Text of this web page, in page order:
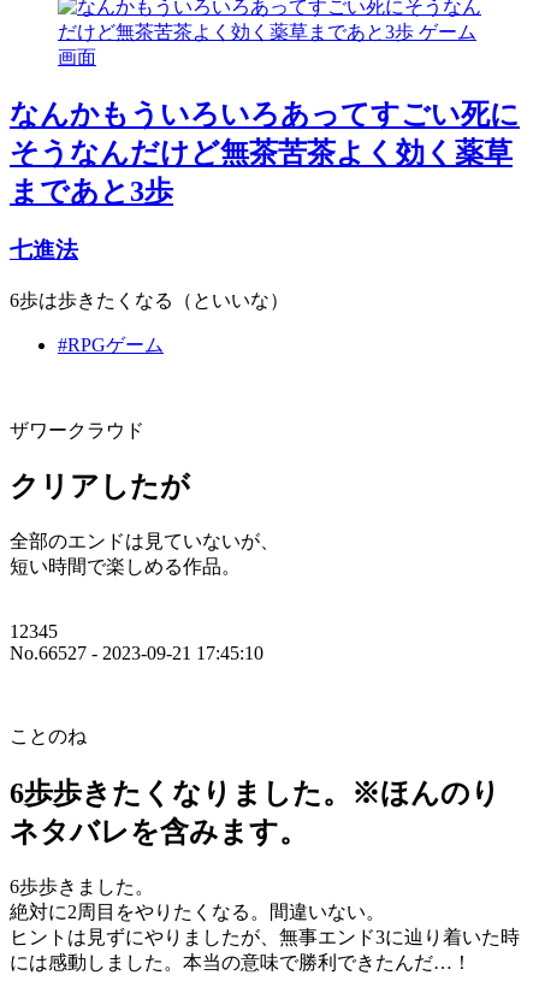
なんかもういろいろあってすごい死に
そうなんだけど無茶苦茶よく効く薬草
まであと3歩
七進法
6歩は歩きたくなる（といいな）
#RPGゲーム
ザワークラウド
クリアしたが
全部のエンドは見ていないが、
短い時間で楽しめる作品。
12345
No.66527 - 2023-09-21 17:45:10
ことのね
6歩歩きたくなりました。※ほんのり
ネタバレを含みます。
6歩歩きました。
絶対に2周目をやりたくなる。間違いない。
ヒントは見ずにやりましたが、無事エンド3に辿り着いた時
には感動しました。本当の意味で勝利できたんだ…！